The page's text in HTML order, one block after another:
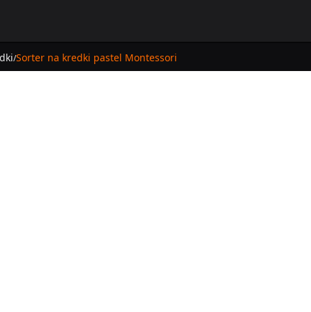
/Sorter na kredki pastel Montessori